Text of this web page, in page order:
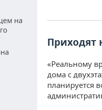
на
Приходят
«Реальному
дома с
планируется